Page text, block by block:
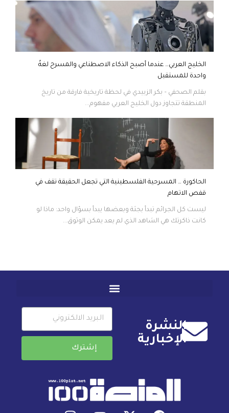
الخليج العربي… عندما أصبح الذكاء الاصطناعي والمسرح لغةً
واحدة للمستقبل
بقلم الصحفي – بكر الزبيدي في لحظة تاريخية فارقة من تاريخ
المنطقة تتجاوز دول الخليج العربي مفهوم...
الحاكورة … المسرحية الفلسطينية التي تجعل الحقيقة تقف في
قفص الاتهام
ليست كل الجرائم تبدأ بجثة وبعضها يبدأ بسؤال واحد: ماذا لو
كانت ذاكرتك هي الشاهد الذي لم يعد يمكن الوثوق...
النشرة
الإخبارية
إشترك